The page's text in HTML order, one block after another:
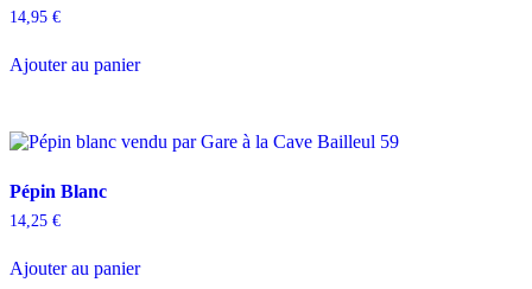
14,95 €
Ajouter au panier
Pépin Blanc
14,25 €
Ajouter au panier